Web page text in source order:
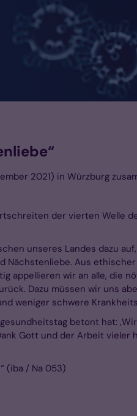
2021) in Würzburg
der vierten Welle
unseres Landes dazu
Aus
appellieren wir an alle, die
Dazu müssen wir uns
weniger schwere
betont hat:
Gott und der Arbeit vieler
(iba / Na 053)